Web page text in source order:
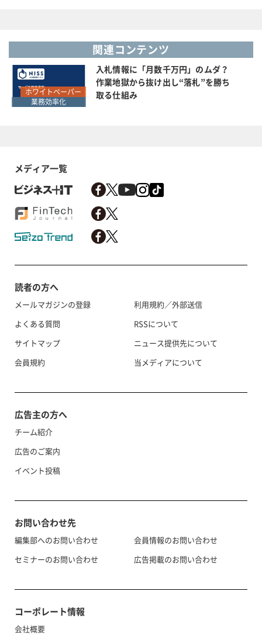
関連コンテンツ
ホワイトペーパー
業務効率化
入札情報に「月数千万円」のムダ？
作業地獄から抜け出し“落札”を勝ち
取る仕組み
メディア一覧
読者の方へ
メールマガジンの登録
よくある質問
サイトマップ
会員規約
利用規約／外部送信
RSSについて
ニュース提供先について
当メディアについて
広告主の方へ
チーム紹介
広告のご案内
イベント投稿
お問い合わせ先
編集部へのお問い合わせ
セミナーのお問い合わせ
会員情報のお問い合わせ
広告掲載のお問い合わせ
コーポレート情報
会社概要